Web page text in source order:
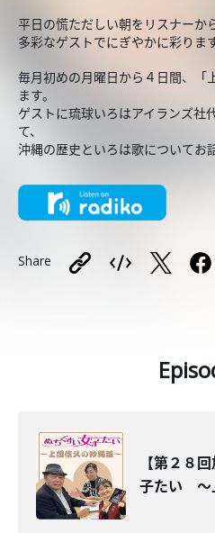
平日の慌ただしい朝をリスナーか
多彩なゲストでにぎやかに彩ります
毎月初めの月曜日から４日間、「
ます。
ゲストに琉球いろはアイランズ社
て、
沖縄の歴史といろは歌についてお
Share
【第２８
子たい ～